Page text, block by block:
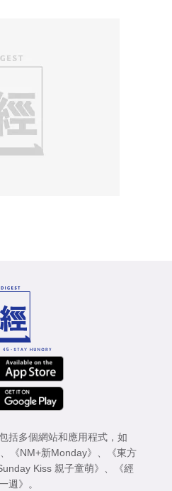
括多個網站和應用程式，如
、 《NM+新Monday》 、
《東方
Kiss 親子童萌》 、
《經
週》 。